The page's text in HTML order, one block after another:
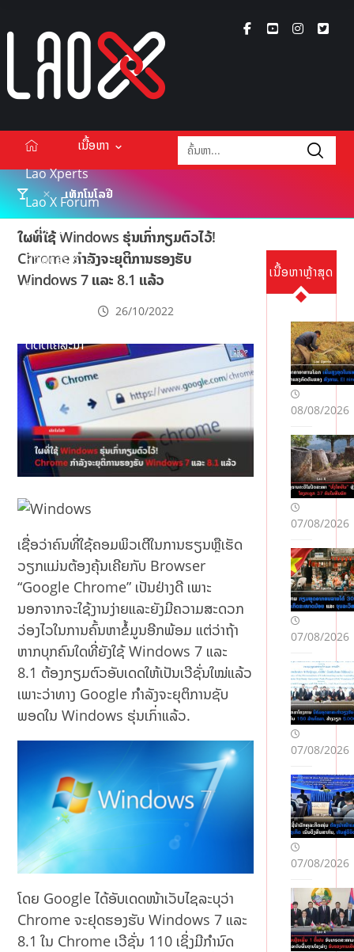
ເນື້ອຫາ
Lao Xperts
Lao X Forum
ວິດີໂອ
Podcasts
Events
ຕິດຕໍ່ໂຄສະນາ
ເທັກໂນໂລຢີ
ໃຜທີ່ໃຊ້ Windows ຮຸ່ນເກົ່າກຽມຕົວໄວ້!
Chrome ກໍາລັງຈະຍຸຕິການຮອງຮັບ
Windows 7 ແລະ 8.1 ແລ້ວ
26/10/2022
ເຊື່ອວ່າຄົນທີ່ໃຊ້ຄອມພິວເຕີໃນການຮຽນຫຼືເຮັດ
ວຽກແມ່ນຕ້ອງຄຸ້ນເຄີຍກັບ Browser
“Google Chrome” ເປັນຢ່າງດີ ເພາະ
ນອກຈາກຈະໃຊ້ງານງ່າຍແລະຍັງມີຄວາມສະດວກ
ວ່ອງໄວໃນການຄົ້ນຫາຂໍ້ມູນອີກພ້ອມ ແຕ່ວ່າຖ້າ
ຫາກບຸກຄົນໃດທີ່ຍັງໃຊ້ Windows 7 ແລະ
8.1 ຕ້ອງກຽມຕົວອັບເດດໃຫ້ເປັນເວີຊັ່ນໃໝ່ແລ້ວ
ເພາະວ່າທາງ Google ກໍາລັງຈະຍຸຕິການຊັບ
ພອດໃນ Windows ຮຸ່ນເກົ່າແລ້ວ.
ໂດຍ Google ໄດ້ອັບເດດໜ້າເວັບໄຊລະບຸວ່າ
Chrome ຈະຢຸດຮອງຮັບ Windows 7 ແລະ
8.1 ໃນ Chrome ເວີຊັ່ນ 110 ເຊິ່ງມີກໍານົດ
ເນື້ອຫາຫຼ້າສຸດ
08/08/2026
07/08/2026
07/08/2026
07/08/2026
07/08/2026